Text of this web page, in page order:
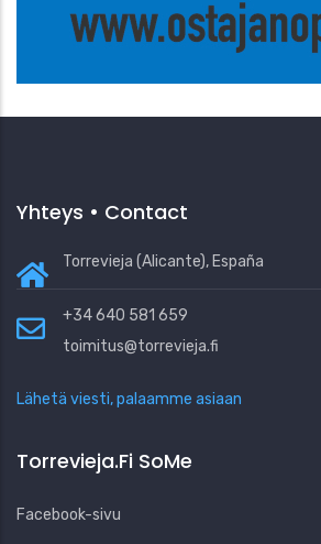
Yhteys • Contact
Torrevieja (Alicante), España
+34 640 581 659
toimitus@torrevieja.fi
Lähetä viesti, palaamme asiaan
Torrevieja.fi SoMe
Facebook-sivu